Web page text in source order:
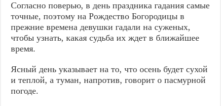
Согласно поверью, в день праздника гадания самые
точные, поэтому на Рождество Богородицы в
прежние времена девушки гадали на суженых,
чтобы узнать, какая судьба их ждет в ближайшее
время.
Ясный день указывает на то, что осень будет сухой
и теплой, а туман, напротив, говорит о пасмурной
погоде.